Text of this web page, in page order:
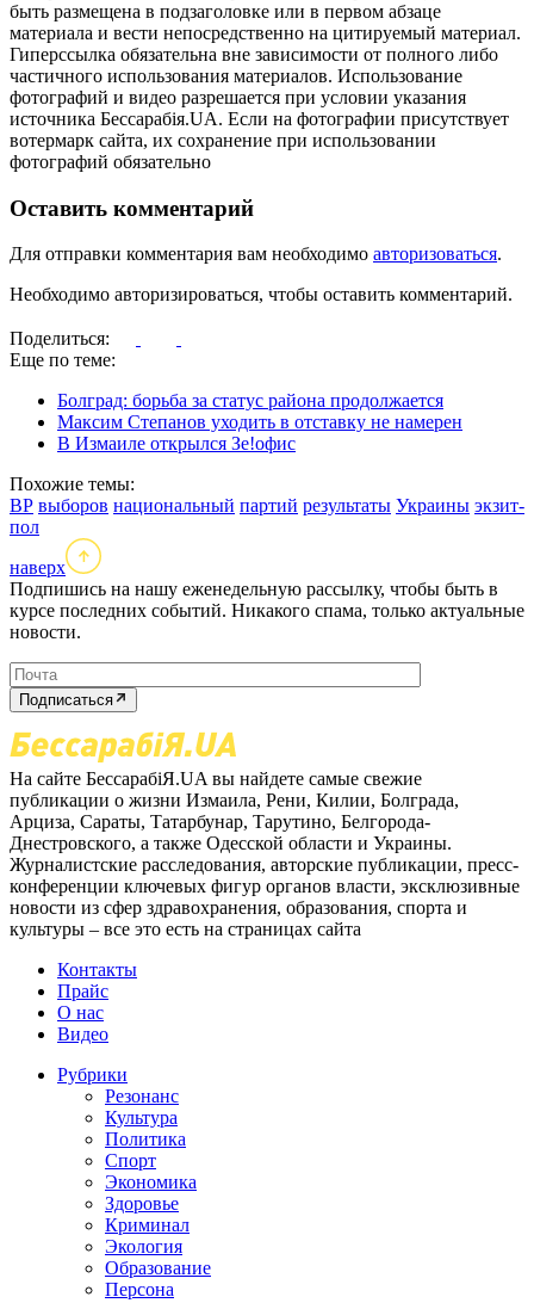
быть размещена в подзаголовке или в первом абзаце
материала и вести непосредственно на цитируемый материал.
Гиперссылка обязательна вне зависимости от полного либо
частичного использования материалов. Использование
фотографий и видео разрешается при условии указания
источника Бессарабія.UA. Если на фотографии присутствует
вотермарк сайта, их сохранение при использовании
фотографий обязательно
Оставить комментарий
Для отправки комментария вам необходимо авторизоваться.
Необходимо авторизироваться, чтобы оставить комментарий.
Поделиться:
Еще по теме:
Болград: борьба за статус района продолжается
Максим Степанов уходить в отставку не намерен
В Измаиле открылся Зе!офис
Похожие темы:
ВР выборов национальный партий результаты Украины экзит-
пол
наверх
Подпишись на нашу еженедельную рассылку, чтобы быть в
курсе последних событий. Никакого спама, только актуальные
новости.
Подписаться
На сайте БессарабіЯ.UA вы найдете самые свежие
публикации о жизни Измаила, Рени, Килии, Болграда,
Арциза, Сараты, Татарбунар, Тарутино, Белгорода-
Днестровского, а также Одесской области и Украины.
Журналистские расследования, авторские публикации, пресс-
конференции ключевых фигур органов власти, эксклюзивные
новости из сфер здравохранения, образования, спорта и
культуры – все это есть на страницах сайта
Контакты
Прайс
О нас
Видео
Рубрики
Резонанс
Культура
Политика
Спорт
Экономика
Здоровье
Криминал
Экология
Образование
Персона